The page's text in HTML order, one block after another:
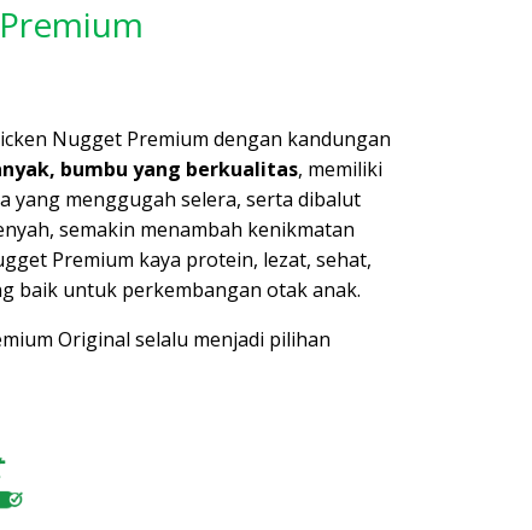
Nugget Premium dengan kandungan
bumbu yang berkualitas, memiliki
yang menggugah selera, serta dibalut
semakin menambah kenikmatan
Premium kaya protein, lezat, sehat,
baik untuk perkembangan otak anak.
Original selalu menjadi pilihan